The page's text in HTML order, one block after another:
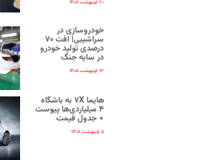
۲۰ اردیبهشت ۱۴۰۵
خودروسازی در
سراشیبی| افت ۷۰
درصدی تولید خودرو
در سایه جنگ
۱۳ اردیبهشت ۱۴۰۵
هایما ۷X به باشگاه
۴ میلیاردی‌ها پیوست
+ جدول قیمت
۵ اردیبهشت ۱۴۰۵